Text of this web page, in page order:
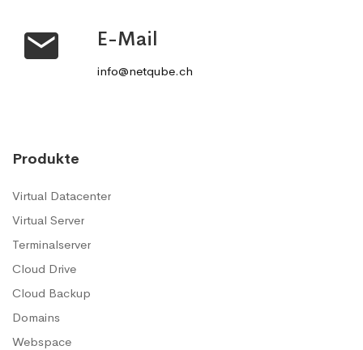
E-Mail
info@netqube.ch
Produkte
Virtual Datacenter
Virtual Server
Terminalserver
Cloud Drive
Cloud Backup
Domains
Webspace